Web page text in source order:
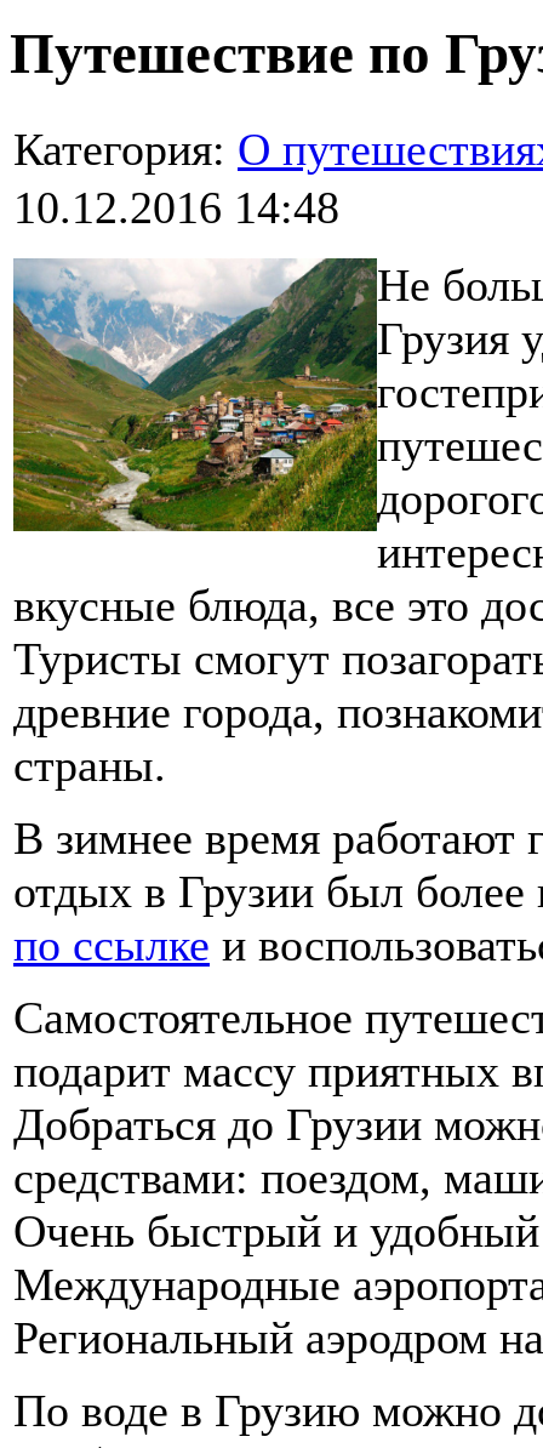
Путешествие по
Категория: О
10.12.2016 14:48
Не
Грузия
вкусные блюда, все это
Туристы смогут
древние города,
страны.
В зимнее время
отдых в Грузии был
по ссылке и
Самостоятельное
подарит массу приятных
Добраться до Грузии
средствами: поездом,
Очень быстрый и удобный
Международные
Региональный аэродром
По воде в Грузию можно